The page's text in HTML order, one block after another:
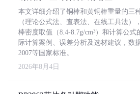
本文详细介绍了铜棒和黄铜棒重量的三
（理论公式法、查表法、在线工具法）
棒密度取值（8.4-8.7g/cm³）和计算公式
际计算案例、误差分析及选材建议，数
2007等国家标准。
2026年8月4日